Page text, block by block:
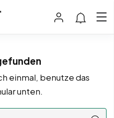
einmal, benutze das
unten.